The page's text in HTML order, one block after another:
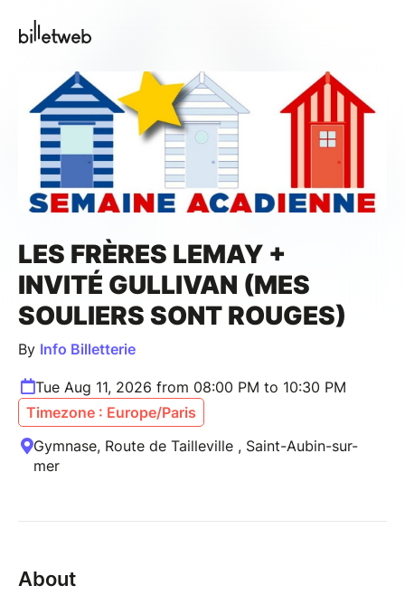
LES FRÈRES LEMAY +
INVITÉ GULLIVAN (MES
SOULIERS SONT ROUGES)
By Info Billetterie
Tue Aug 11, 2026 from 08:00 PM to 10:30 PM
Timezone : Europe/Paris
Gymnase, Route de Tailleville , Saint-Aubin-sur-
mer
About